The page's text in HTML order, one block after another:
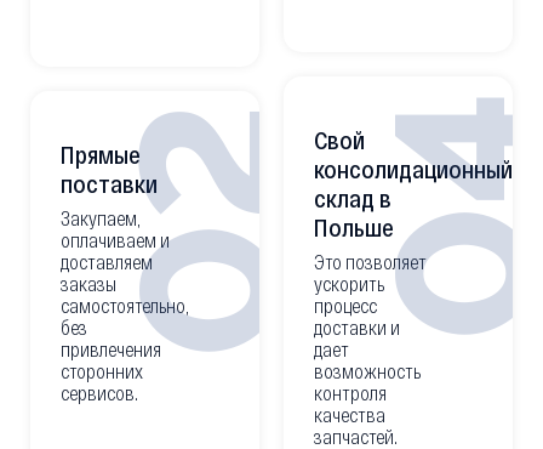
02
Прямые
поставки
Закупаем,
оплачиваем и
доставляем
заказы
самостоятельно,
без
привлечения
сторонних
сервисов.
Свой
консолидационный
склад в
Польше
Это позволяет
ускорить
процесс
доставки и
дает
возможность
контроля
качества
запчастей.